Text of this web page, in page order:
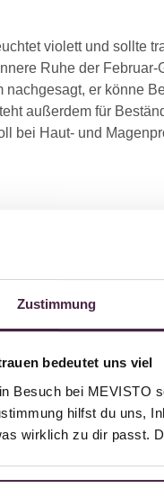
Zustimmung
bedeutet uns viel
Besuch bei MEVISTO
hilfst du uns,
wirklich zu dir passt.
violett und sollte
Ruhe der
nachgesagt, er könne
außerdem für
bei Haut- und
eine klare, blaue
Wirkung
Meerwasser, wurde
Aquamarin für Liebe,
für Klarheit der
stärken, für Harmonie